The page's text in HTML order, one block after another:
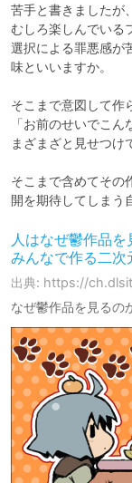
苦手と書きましたが
むしろ楽しんでいる
選択による罪悪感が
味といいますか。
そこまで意図して作
「お前のせいでこ
まざまざと見せつけ
そこまで含めてその
開を期待してしまう
人はなぜ鬱作品
みんなで作る二次
出典: https://
なぜ鬱作品を見るの